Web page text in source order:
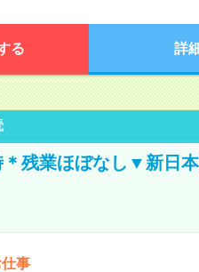
る 詳
＊残業ほぼなし▼新日
事